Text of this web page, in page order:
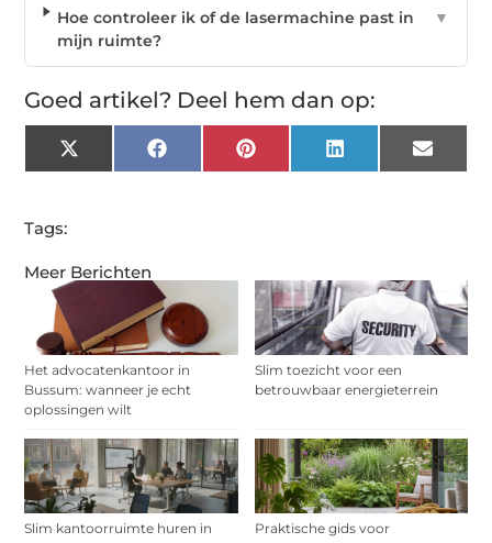
Meer Berichten
Het advocatenkantoor in
Bussum: wanneer je echt
oplossingen wilt
Slim toezicht voor een
betrouwbaar energieterrein
Slim kantoorruimte huren in
Praktische gids voor
Hoe controleer ik of de lasermachine past in
mijn ruimte?
▼
Goed artikel? Deel hem dan op:
X
(Twitter)
Facebook Pinterest LinkedIn Email
Tags: